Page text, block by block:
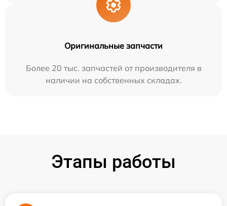
Оригинальные запчасти
Более 20 тыс. запчастей от производителя в
наличии на собственных складах.
Этапы работы